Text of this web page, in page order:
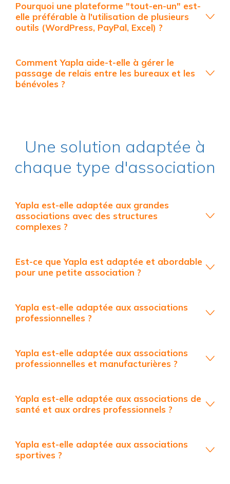
Pourquoi une plateforme "tout-en-un" est-
elle préférable à l'utilisation de plusieurs
outils (WordPress, PayPal, Excel) ?
Comment Yapla aide-t-elle à gérer le
passage de relais entre les bureaux et les
bénévoles ?
Une solution adaptée à
chaque type d'association
Yapla est-elle adaptée aux grandes
associations avec des structures
complexes ?
Est-ce que Yapla est adaptée et abordable
pour une petite association ?
Yapla est-elle adaptée aux associations
professionnelles ?
Yapla est-elle adaptée aux associations
professionnelles et manufacturières ?
Yapla est-elle adaptée aux associations de
santé et aux ordres professionnels ?
Yapla est-elle adaptée aux associations
sportives ?